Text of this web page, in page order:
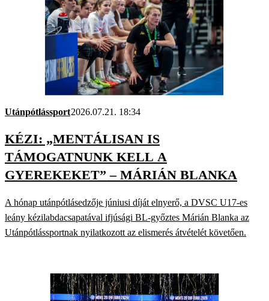
Utánpótlássport2026.07.21. 18:34
KÉZI: „MENTÁLISAN IS
TÁMOGATNUNK KELL A
GYEREKEKET” – MÁRIÁN BLANKA
A hónap utánpótlásedzője júniusi díját elnyerő, a DVSC U17-es
leány kézilabdacsapatával ifjúsági BL-győztes Márián Blanka az
Utánpótlássportnak nyilatkozott az elismerés átvételét követően.